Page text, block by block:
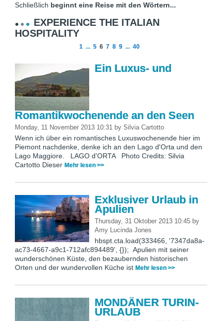
Schließlich beginnt eine Reise mit den Wörtern...
EXPERIENCE THE ITALIAN
HOSPITALITY
1 ... 5 6 7 8 9 ... 40
Ein Luxus- und
Romantikwochenende an den Seen
Monday, 11 November 2013 10:31 by Silvia Cartotto
Wenn ich über ein romantisches Luxuswochenende hier im
Piemont nachdenke, denke ich an den Lago d'Orta und den
Lago Maggiore. LAGO d'ORTA Photo Credits: Silvia
Cartotto Dieser Mehr lesen >>
Exklusiver Urlaub in
Apulien
Thursday, 31 Oktober 2013 10:45 by
Amy Lucinda Jones
hbspt.cta.load(333466, '7347da8a-
ac73-4667-a9c1-712afc894489', {}); Apulien mit seiner
wunderschönen Küste, den bezaubernden historischen
Orten und der wundervollen Küche ist Mehr lesen >>
MONDÄNER TURIN-
URLAUB